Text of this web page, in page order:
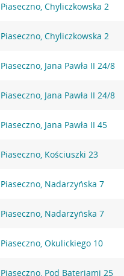
Piaseczno, Chyliczkowska 2
Piaseczno, Chyliczkowska 2
Piaseczno, Jana Pawła II 24/8
Piaseczno, Jana Pawła II 24/8
Piaseczno, Jana Pawła II 45
Piaseczno, Kościuszki 23
Piaseczno, Nadarzyńska 7
Piaseczno, Nadarzyńska 7
Piaseczno, Okulickiego 10
Piaseczno, Pod Bateriami 25